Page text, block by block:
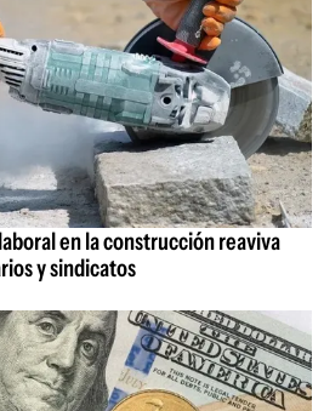
en la construcción reaviva
y sindicatos